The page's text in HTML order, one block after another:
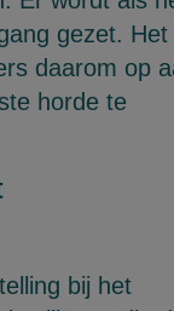
gezet. Het
daarom op
horde te
bij het